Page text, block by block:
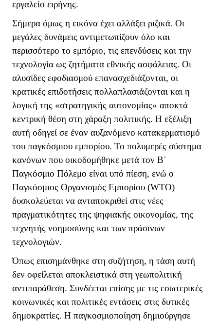
εργαλείο ειρήνης.
Σήμερα όμως η εικόνα έχει αλλάξει ριζικά. Οι
μεγάλες δυνάμεις αντιμετωπίζουν όλο και
περισσότερο το εμπόριο, τις επενδύσεις και την
τεχνολογία ως ζητήματα εθνικής ασφάλειας. Οι
αλυσίδες εφοδιασμού επανασχεδιάζονται, οι
κρατικές επιδοτήσεις πολλαπλασιάζονται και η
λογική της «στρατηγικής αυτονομίας» αποκτά
κεντρική θέση στη χάραξη πολιτικής. Η εξέλιξη
αυτή οδηγεί σε έναν αυξανόμενο κατακερματισμό
του παγκόσμιου εμπορίου. Το πολυμερές σύστημα
κανόνων που οικοδομήθηκε μετά τον Β΄
Παγκόσμιο Πόλεμο είναι υπό πίεση, ενώ ο
Παγκόσμιος Οργανισμός Εμπορίου (WTO)
δυσκολεύεται να ανταποκριθεί στις νέες
πραγματικότητες της ψηφιακής οικονομίας, της
τεχνητής νοημοσύνης και των πράσινων
τεχνολογιών.
Όπως επισημάνθηκε στη συζήτηση, η τάση αυτή
δεν οφείλεται αποκλειστικά στη γεωπολιτική
αντιπαράθεση. Συνδέεται επίσης με τις εσωτερικές
κοινωνικές και πολιτικές εντάσεις στις δυτικές
δημοκρατίες. Η παγκοσμιοποίηση δημιούργησε